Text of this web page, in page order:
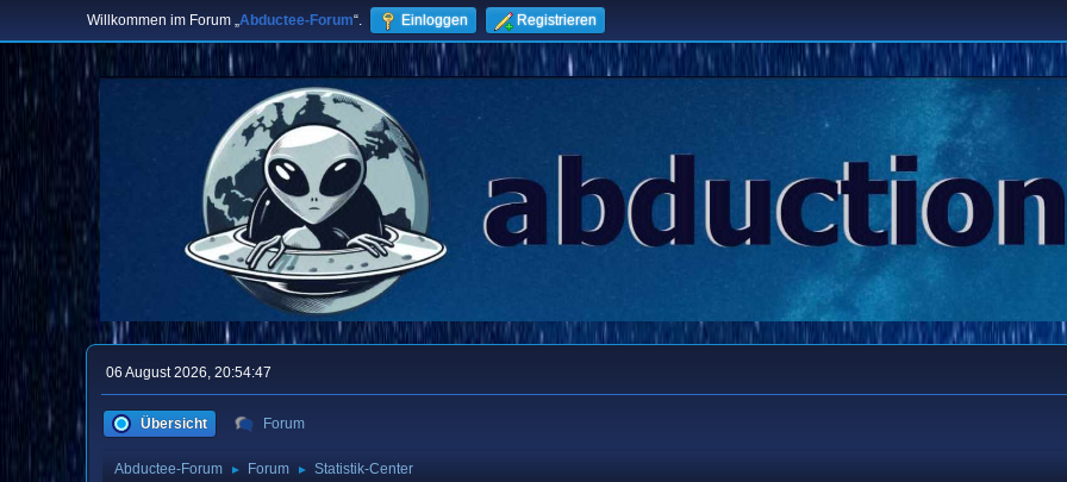
Willkommen im Forum „Abductee-Forum“. Einloggen Registrieren
06 August 2026, 20:54:47
Übersicht Forum
Abductee-Forum ► Forum ► Statistik-Center